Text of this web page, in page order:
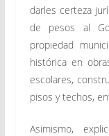
darles certeza
de pesos al
propiedad
histórica en
escolares,
pisos y techos,
Asimismo,